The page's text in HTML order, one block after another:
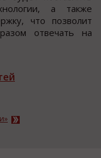
а также
что позволит
отвечать на